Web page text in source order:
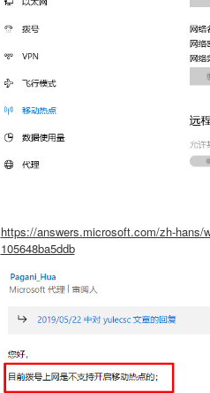
https://answers.microsoft.com/zh-hans/
105648ba5ddb